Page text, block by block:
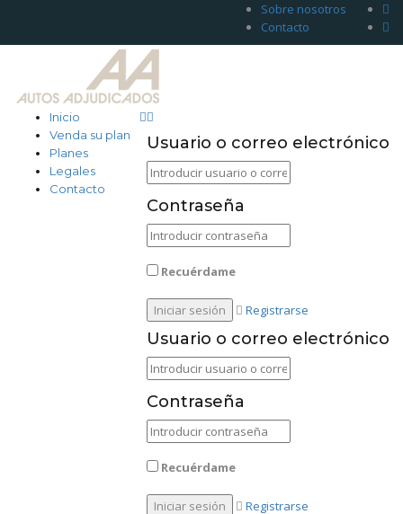
Sobre nosotros
Contacto
Usuario o correo electrónico
Contraseña
Recuérdame
Registrarse
Usuario o correo electrónico
Contraseña
Recuérdame
Registrarse
Inicio
Venda su plan
Planes
Legales
Contacto